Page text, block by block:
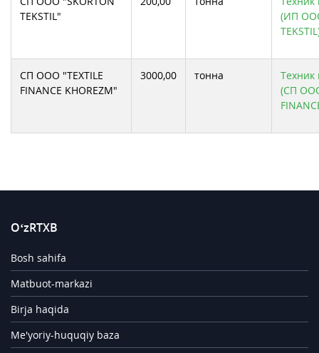
TEKSTIL"
(ИП
СП ООО "TEXTILE
FINANCE KHOREZM"
3000,00 тонна
Техник
(СП
O‘zRTXB
Bosh sahifa
Matbuot-markazi
Birja haqida
Me'yoriy-huquqiy baza